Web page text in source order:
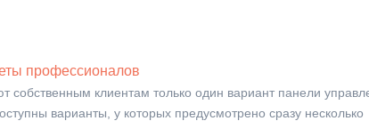
профессионалов
собственным клиентам только один вариант панели
варианты, у которых предусмотрено сразу несколько